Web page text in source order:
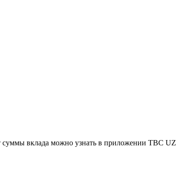
вклада можно узнать в приложении TBC UZ